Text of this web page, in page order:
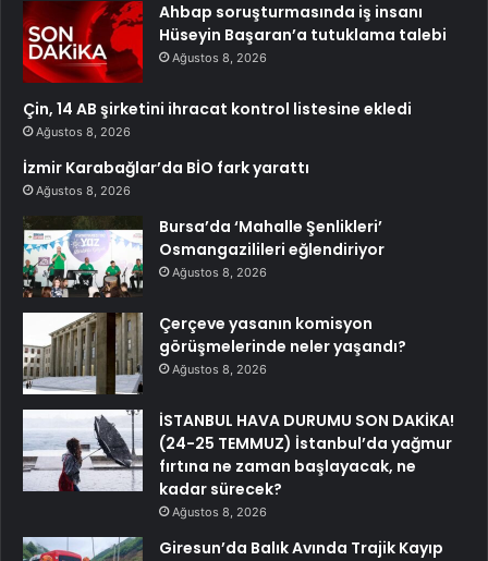
Ahbap soruşturmasında iş insanı
Hüseyin Başaran’a tutuklama talebi
Ağustos 8, 2026
Çin, 14 AB şirketini ihracat kontrol listesine ekledi
Ağustos 8, 2026
İzmir Karabağlar’da BİO fark yarattı
Ağustos 8, 2026
Bursa’da ‘Mahalle Şenlikleri’
Osmangazilileri eğlendiriyor
Ağustos 8, 2026
Çerçeve yasanın komisyon
görüşmelerinde neler yaşandı?
Ağustos 8, 2026
İSTANBUL HAVA DURUMU SON DAKİKA!
(24-25 TEMMUZ) İstanbul’da yağmur
fırtına ne zaman başlayacak, ne
kadar sürecek?
Ağustos 8, 2026
Giresun’da Balık Avında Trajik Kayıp